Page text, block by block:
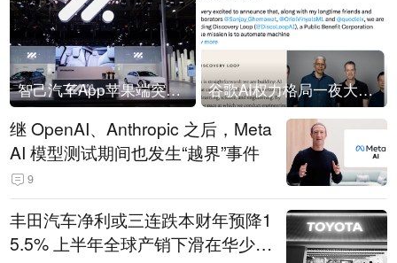
智己汽车App苹果端突然“下架” 谷歌AI权力格局一夜大洗牌
继 OpenAI、Anthropic 之后，Meta
AI 模型测试期间也发生“越界”事件
9
丰田汽车净利或三连跌本财年预降1
5.5% 上半年全球产销下滑在华少卖